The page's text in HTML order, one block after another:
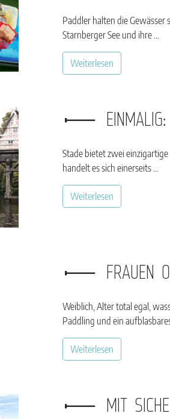
Paddler halten die
Starnberger See und ihre …
Weiterlesen
Stade bietet zwei
handelt es sich einerseits …
Weiterlesen
FRAUEN
Weiblich, Alter total egal,
Paddling und ein
Weiterlesen
MIT